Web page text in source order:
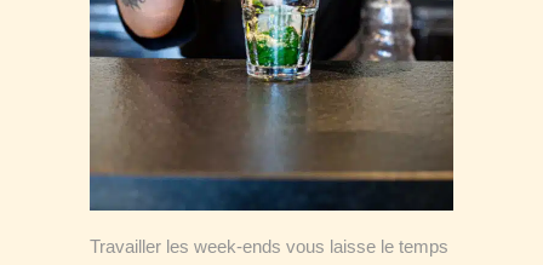
Travailler les week-ends vous laisse le temps